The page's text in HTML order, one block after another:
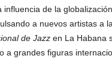
influencia de la
a nuevos artistas a
de Jazzen La Habana
a grandes figuras